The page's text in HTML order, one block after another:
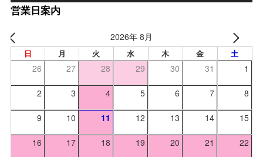
営業日案内
2026年 8月
日 月 火 水 木 金 土
26 27 28 29 30 31 1
2 3 4 5 6 7 8
9 10 11 12 13 14 15
16 17 18 19 20 21 22